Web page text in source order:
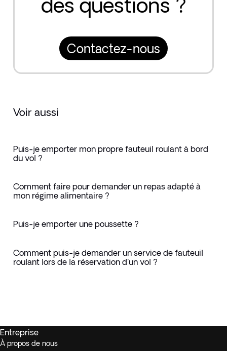
des questions ?
Contactez-nous
Voir aussi
Puis-je emporter mon propre fauteuil roulant à bord
du vol ?
Comment faire pour demander un repas adapté à
mon régime alimentaire ?
Puis-je emporter une poussette ?
Comment puis-je demander un service de fauteuil
roulant lors de la réservation d'un vol ?